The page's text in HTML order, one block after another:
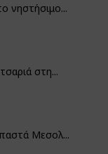
νηστήσιμο...
στη...
Μεσολ...